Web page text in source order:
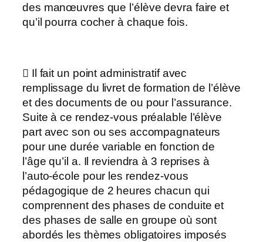
des manœuvres que l’élève devra faire et
qu’il pourra cocher à chaque fois.
 Il fait un point administratif avec
remplissage du livret de formation de l’élève
et des documents de ou pour l’assurance.
Suite à ce rendez-vous préalable l’élève
part avec son ou ses accompagnateurs
pour une durée variable en fonction de
l’âge qu’il a. Il reviendra à 3 reprises à
l’auto-école pour les rendez-vous
pédagogique de 2 heures chacun qui
comprennent des phases de conduite et
des phases de salle en groupe où sont
abordés les thèmes obligatoires imposés